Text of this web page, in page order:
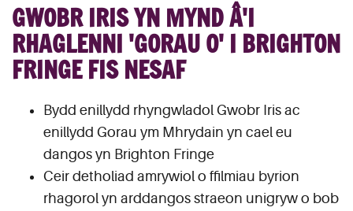
GWOBR IRIS YN MYND Â'I
RHAGLENNI 'GORAU O' I BRIGHTON
FRINGE FIS NESAF
Bydd enillydd rhyngwladol Gwobr Iris ac
enillydd Gorau ym Mhrydain yn cael eu
dangos yn Brighton Fringe
Ceir detholiad amrywiol o ffilmiau byrion
rhagorol yn arddangos straeon unigryw o bob